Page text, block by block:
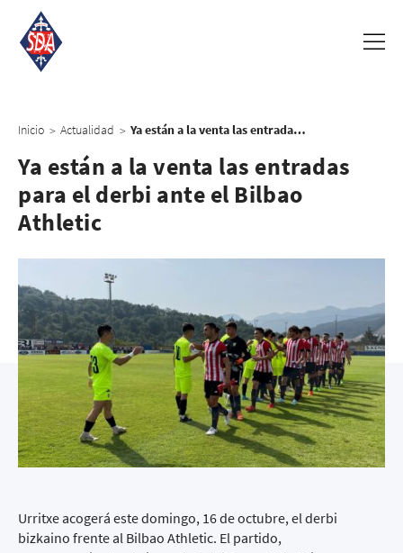
Inicio > Actualidad > Ya están a la venta las entradas para el derbi ante el Bilbao Athletic
Ya están a la venta las entradas
para el derbi ante el Bilbao
Athletic
Urritxe acogerá este domingo, 16 de octubre, el derbi
bizkaino frente al Bilbao Athletic. El partido,